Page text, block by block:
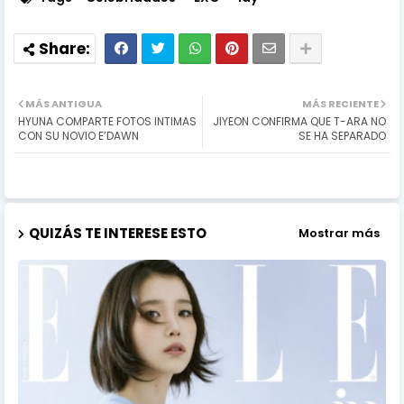
MÁS RECIENTE
JIYEON CONFIRMA QUE T-ARA NO
SE HA SEPARADO
MÁS ANTIGUA
HYUNA COMPARTE FOTOS INTIMAS
CON SU NOVIO E’DAWN
QUIZÁS TE INTERESE ESTO Mostrar más